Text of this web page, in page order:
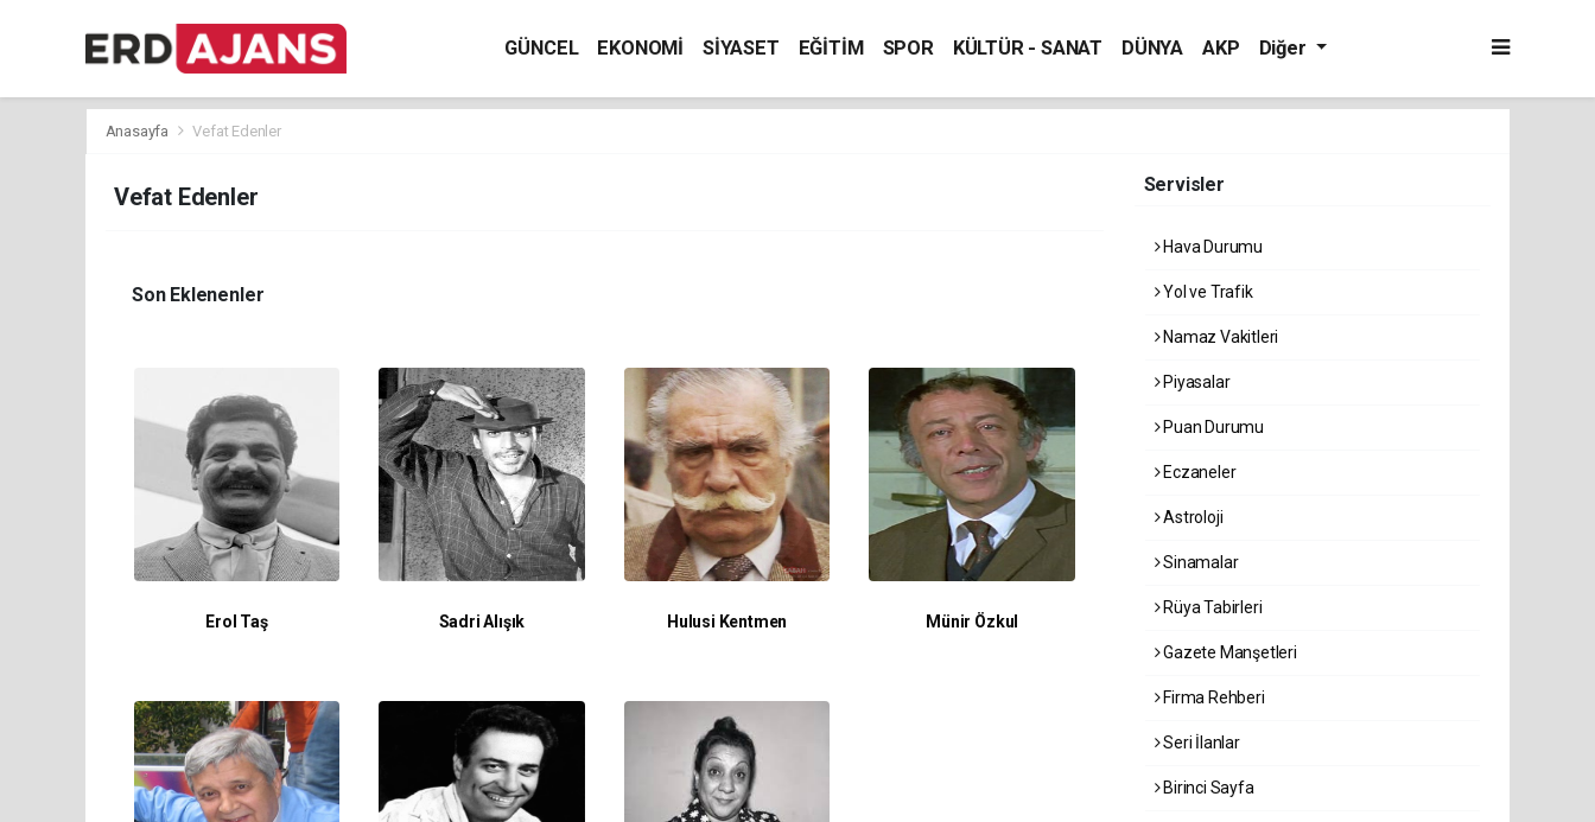
GÜNCEL EKONOMİ SİYASET EĞİTİM SPOR KÜLTÜR - SANAT DÜNYA AKP Diğer
Anasayfa Vefat Edenler
Vefat Edenler
Son Eklenenler
Erol Taş Sadri Alışık Hulusi Kentmen Münir Özkul
Servisler
Hava Durumu
Yol ve Trafik
Namaz Vakitleri
Piyasalar
Puan Durumu
Eczaneler
Astroloji
Sinamalar
Rüya Tabirleri
Gazete Manşetleri
Firma Rehberi
Seri İlanlar
Birinci Sayfa